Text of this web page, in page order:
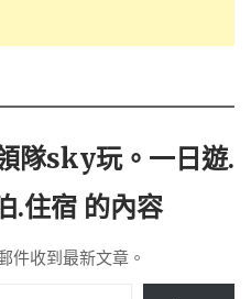
隊sky玩。一日遊.
.住宿 的內容
件收到最新文章。